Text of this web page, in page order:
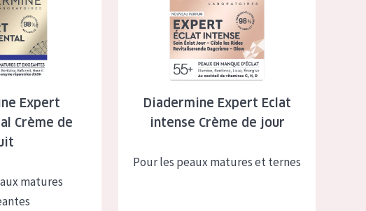
Expert
Crème de
matures
Diadermine Expert Eclat
intense Crème de jour
Pour les peaux matures et ternes